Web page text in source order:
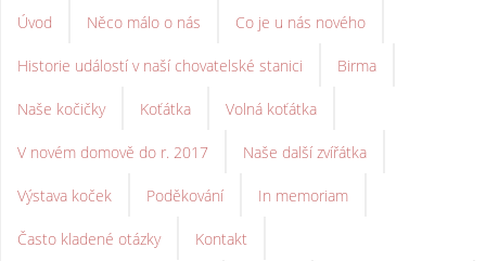
Úvod Něco málo o nás Co je u nás nového
Historie událostí v naší chovatelské stanici Birma
Naše kočičky Koťátka Volná koťátka
V novém domově do r. 2017 Naše další zvířátka
Výstava koček Poděkování In memoriam
Často kladené otázky Kontakt